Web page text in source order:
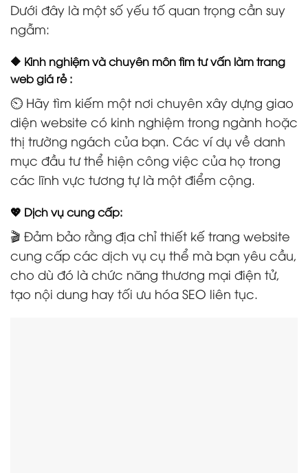
Dưới đây là một số yếu tố quan trọng cần suy
ngẫm:
🔶 Kinh nghiệm và chuyên môn tìm tư vấn làm trang
web giá rẻ :
⏲️ Hãy tìm kiếm một nơi chuyên xây dựng giao
diện website có kinh nghiệm trong ngành hoặc
thị trường ngách của bạn. Các ví dụ về danh
mục đầu tư thể hiện công việc của họ trong
các lĩnh vực tương tự là một điểm cộng.
💖 Dịch vụ cung cấp:
🎬 Đảm bảo rằng địa chỉ thiết kế trang website
cung cấp các dịch vụ cụ thể mà bạn yêu cầu,
cho dù đó là chức năng thương mại điện tử,
tạo nội dung hay tối ưu hóa SEO liên tục.